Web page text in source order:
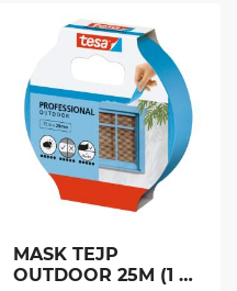
MASK TEJP
OUTDOOR 25M (1